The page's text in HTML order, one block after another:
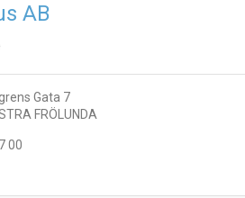
AB
Gata 7
FRÖLUNDA
00